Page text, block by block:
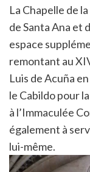
La Chapelle de
de Santa Ana et
espace
remontant au
Luis de Acuña
le Cabildo pour
à l’Immaculée
également à
lui-même.